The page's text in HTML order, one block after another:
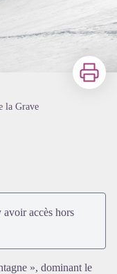
en plein écran
Imprimer
la Grave
accès hors
», dominant le